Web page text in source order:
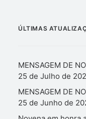
ÚLTIMAS
MENSAGEM DE
25 de Julho de
MENSAGEM DE
25 de Junho de